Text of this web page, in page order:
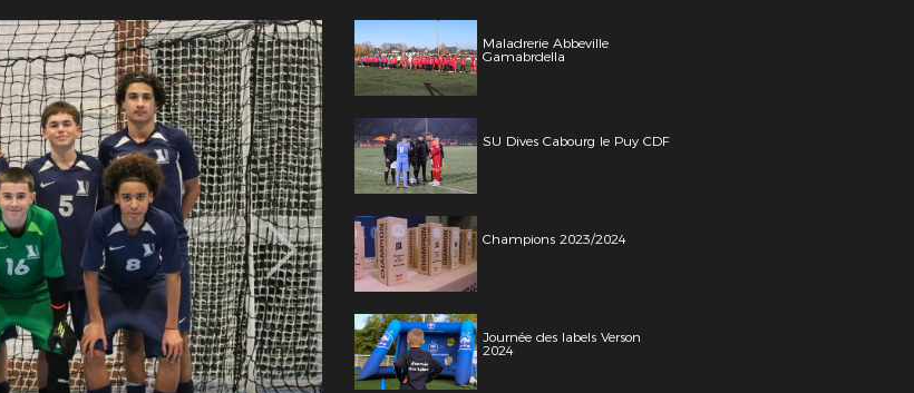
Maladrerie Abbeville
Gamabrdella
SU Dives Cabourg le Puy CDF
Champions 2023/2024
Journée des labels Verson
2024